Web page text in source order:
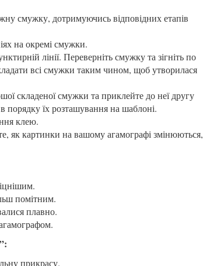
смужку, дотримуючись відповідних етапів
на окремі смужки.
лінії. Переверніть смужку та зігніть по
всі смужки таким чином, щоб утворилася
складеної смужки та приклейте до неї другу
їх розташування на шаблоні.
клею.
як картинки на вашому агамографі змінюються,
помітним.
плавно.
прикрасу.